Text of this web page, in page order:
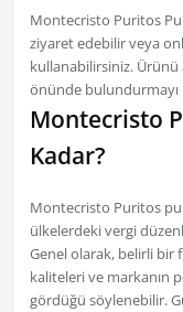
Montecristo Puritos
ziyaret edebilir veya
kullanabilirsiniz. Ürünü
önünde bulundurmayı
Montecristo
Kadar?
Montecristo Puritos
ülkelerdeki vergi
Genel olarak, belirli bir
kaliteleri ve markanın
gördüğü söylenebilir.